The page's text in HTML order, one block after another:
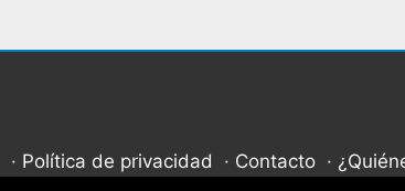
Política de privacidad Contacto